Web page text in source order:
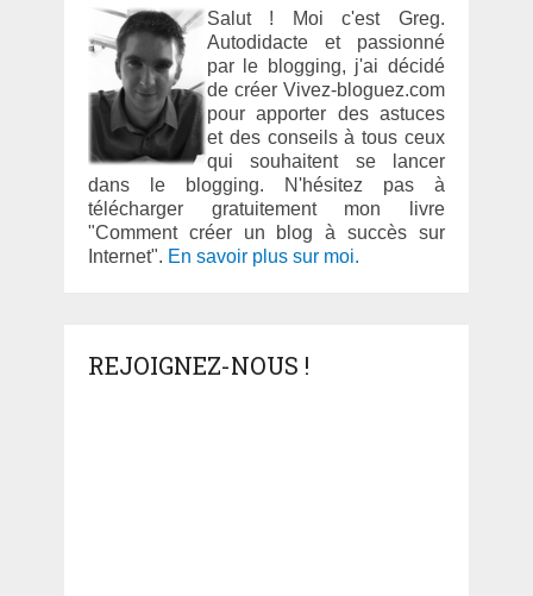
Salut ! Moi c'est Greg.
Autodidacte et passionné
par le blogging, j'ai décidé
de créer Vivez-bloguez.com
pour apporter des astuces
et des conseils à tous ceux
qui souhaitent se lancer
dans le blogging. N'hésitez pas à
télécharger gratuitement mon livre
"Comment créer un blog à succès sur
Internet". En savoir plus sur moi.
REJOIGNEZ-NOUS !